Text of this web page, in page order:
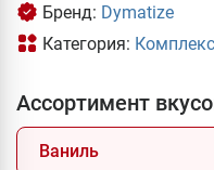
Бренд: Dymatize
Категория:
Ассортимент
Ваниль